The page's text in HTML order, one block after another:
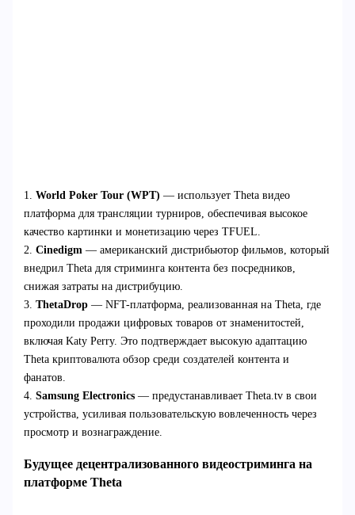
1. World Poker Tour (WPT) — использует Theta видео
платформа для трансляции турниров, обеспечивая высокое
качество картинки и монетизацию через TFUEL.
2. Cinedigm— американский дистрибьютор фильмов, который
внедрил Theta для стриминга контента без посредников,
снижая затраты на дистрибуцию.
3. ThetaDrop— NFT-платформа, реализованная на Theta, где
проходили продажи цифровых товаров от знаменитостей,
включая Katy Perry. Это подтверждает высокую адаптацию
Theta криптовалюта обзор среди создателей контента и
фанатов.
4. Samsung Electronics— предустанавливает Theta.tv в свои
устройства, усиливая пользовательскую вовлеченность через
просмотр и вознаграждение.
Будущее децентрализованного видеостриминга на
платформе Theta